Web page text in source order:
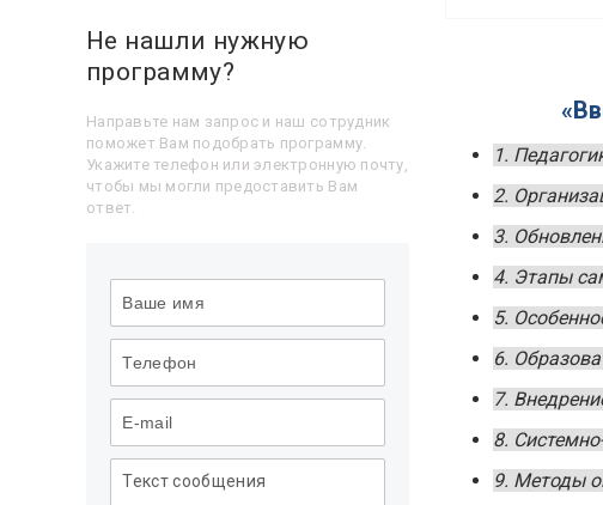
1.
2.
3.
4. Этапы
5.
6.
7.
8.
9. Методы
Не нашли нужную
программу?
Направьте нам запрос и наш сотрудник
поможет Вам подобрать программу.
Укажите телефон или электронную почту,
чтобы мы могли предоставить Вам
ответ.